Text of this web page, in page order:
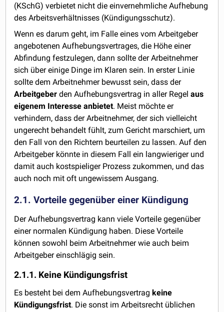
(KSchG) verbietet nicht die einvernehmliche Aufhebung
des Arbeitsverhältnisses (Kündigungsschutz).
Wenn es darum geht, im Falle eines vom Arbeitgeber
angebotenen Aufhebungsvertrages, die Höhe einer
Abfindung festzulegen, dann sollte der Arbeitnehmer
sich über einige Dinge im Klaren sein. In erster Linie
sollte dem Arbeitnehmer bewusst sein, dass der
Arbeitgeber den Aufhebungsvertrag in aller Regel aus
eigenem Interesse anbietet. Meist möchte er
verhindern, dass der Arbeitnehmer, der sich vielleicht
ungerecht behandelt fühlt, zum Gericht marschiert, um
den Fall von den Richtern beurteilen zu lassen. Auf den
Arbeitgeber könnte in diesem Fall ein langwieriger und
damit auch kostspieliger Prozess zukommen, und das
auch noch mit oft ungewissem Ausgang.
2.1. Vorteile gegenüber einer Kündigung
Der Aufhebungsvertrag kann viele Vorteile gegenüber
einer normalen Kündigung haben. Diese Vorteile
können sowohl beim Arbeitnehmer wie auch beim
Arbeitgeber einschlägig sein.
2.1.1. Keine Kündigungsfrist
Es besteht bei dem Aufhebungsvertragkeine
Kündigungsfrist. Die sonst im Arbeitsrecht üblichen